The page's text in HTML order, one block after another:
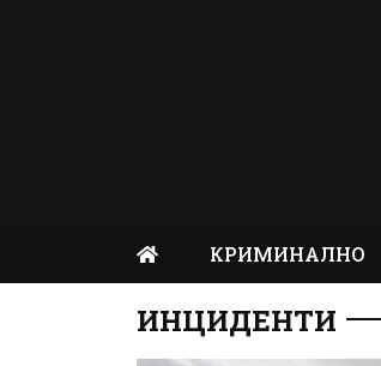
КРИМИНАЛНО
ИНЦИДЕНТИ